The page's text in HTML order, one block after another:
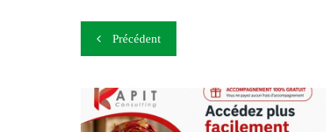
Navigation
de
l’article
Précédent